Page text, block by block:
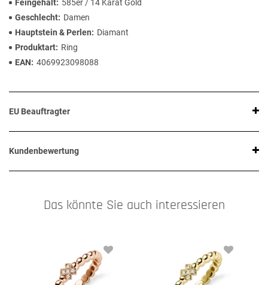
Feingehalt
585er / 14 Karat Gold
Geschlecht
Damen
Hauptstein & Perlen
Diamant
Produktart
Ring
EAN
4069923098088
EU Beauftragter
Kundenbewertung
Das könnte Sie auch interessieren